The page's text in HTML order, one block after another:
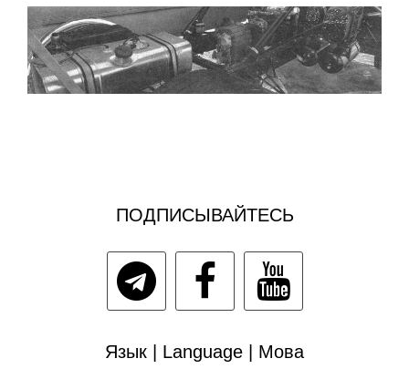
ПОДПИСЫВАЙТЕСЬ
Язык | Language | Мова